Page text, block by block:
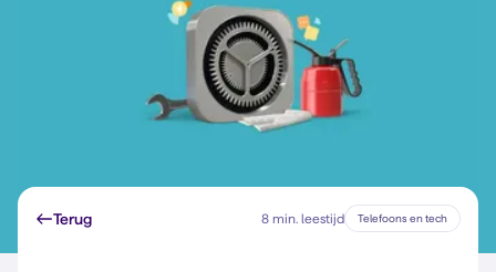
Terug 8 min. leestijd Telefoons en tech